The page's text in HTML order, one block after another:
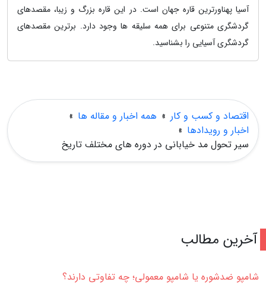
آسیا پهناورترین قاره جهان است. در این قاره بزرگ و زیبا، مقصدهای
گردشگری متنوعی برای همه سلیقه ها وجود دارد. برترین مقصدهای
گردشگری آسیایی را بشناسید.
اقتصاد و کسب و کار » همه اخبار و مقاله ها »
اخبار و رویدادها »
سیر تحول مد خیابانی در دوره های مختلف تاریخ
آخرین مطالب
شامپو ضدشوره یا شامپو معمولی؛ چه تفاوتی دارند؟